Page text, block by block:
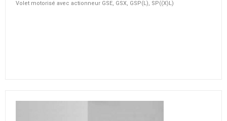
Volet motorisé avec actionneur GSE, GSX, GSP(L), SP((X)L)